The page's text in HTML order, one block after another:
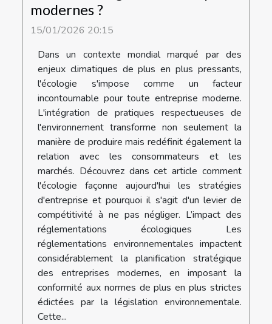
modernes ?
15/01/2026 20:15
Dans un contexte mondial marqué par des
enjeux climatiques de plus en plus pressants,
l'écologie s'impose comme un facteur
incontournable pour toute entreprise moderne.
L'intégration de pratiques respectueuses de
l'environnement transforme non seulement la
manière de produire mais redéfinit également la
relation avec les consommateurs et les
marchés. Découvrez dans cet article comment
l'écologie façonne aujourd'hui les stratégies
d'entreprise et pourquoi il s'agit d'un levier de
compétitivité à ne pas négliger. L’impact des
réglementations écologiques Les
réglementations environnementales impactent
considérablement la planification stratégique
des entreprises modernes, en imposant la
conformité aux normes de plus en plus strictes
édictées par la législation environnementale.
Cette...